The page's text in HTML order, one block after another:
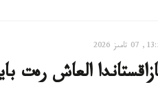
2026
العاش رەت